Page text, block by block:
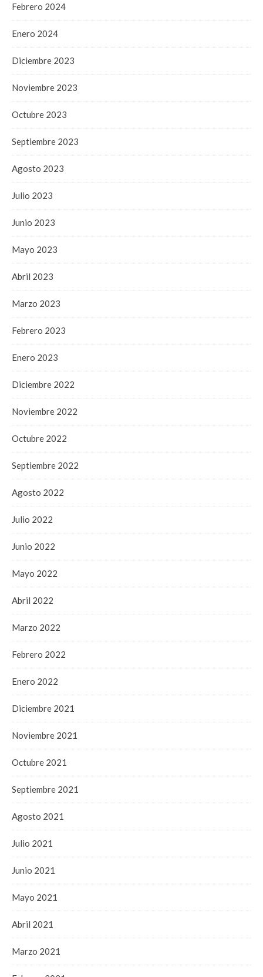
Febrero 2024
Enero 2024
Diciembre 2023
Noviembre 2023
Octubre 2023
Septiembre 2023
Agosto 2023
Julio 2023
Junio 2023
Mayo 2023
Abril 2023
Marzo 2023
Febrero 2023
Enero 2023
Diciembre 2022
Noviembre 2022
Octubre 2022
Septiembre 2022
Agosto 2022
Julio 2022
Junio 2022
Mayo 2022
Abril 2022
Marzo 2022
Febrero 2022
Enero 2022
Diciembre 2021
Noviembre 2021
Octubre 2021
Septiembre 2021
Agosto 2021
Julio 2021
Junio 2021
Mayo 2021
Abril 2021
Marzo 2021